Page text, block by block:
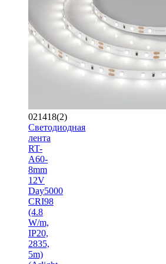
021418(2)
Светодиодная
лента
RT-
A60-
8mm
12V
Day5000
CRI98
(4.8
W/m,
IP20,
2835,
5m)